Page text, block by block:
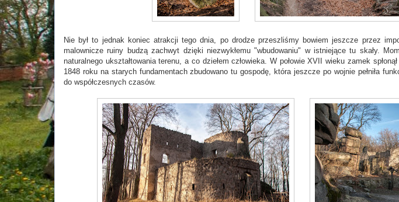
Nie był to jednak koniec atrakcji tego dnia, po drodze przeszliśmy bowiem jeszcze przez
malownicze ruiny budzą zachwyt dzięki niezwykłemu "wbudowaniu" w istniejące tu skały.
naturalnego ukształtowania terenu, a co dziełem człowieka. W połowie XVII wieku zamek
1848 roku na starych fundamentach zbudowano tu gospodę, która jeszcze po wojnie pełniła
do współczesnych czasów.